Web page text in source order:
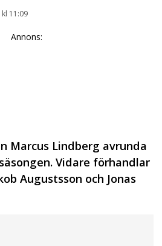
11:09
Annons:
Marcus Lindberg avrunda
Vidare förhandlar
Augustsson och Jonas